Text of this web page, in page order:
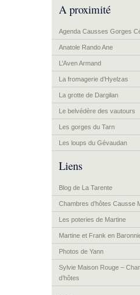
A proximité
Agenda Causses Gorges
Anatole Rando Ane
L’Aven Armand
La fromagerie d’Hyelzas
La grotte de Dargilan
Le belvédère des vautours
Les gorges du Tarn
Les loups du Gévaudan
Liens
Blog de La Tarente
Chambres d’hôtes Causse
Les poteries de Martine
Martine et Frank en
Photos de Yann
Sylvie Maison Rouge –
d’hôtes